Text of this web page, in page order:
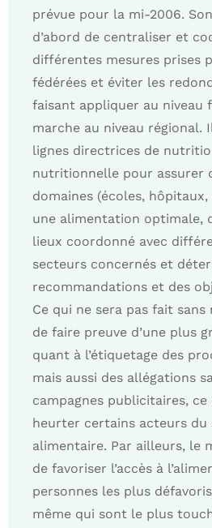
prévue pour la mi-2006.
d’abord de centraliser et
différentes mesures prises
fédérées et éviter les
faisant appliquer au niveau
marche au niveau régional.
lignes directrices de
nutritionnelle pour assurer
domaines (écoles,
une alimentation optimale,
lieux coordonné avec
secteurs concernés et
recommandations et des
Ce qui ne sera pas fait
de faire preuve d’une plus
quant à l’étiquetage des
mais aussi des allégations
campagnes publicitaires,
heurter certains acteurs du
alimentaire. Par ailleurs, le
de favoriser l’accès à
personnes les plus
même qui sont le plus